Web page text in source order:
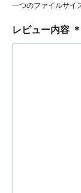
一つのファイルサイ
レビュー内容 ＊